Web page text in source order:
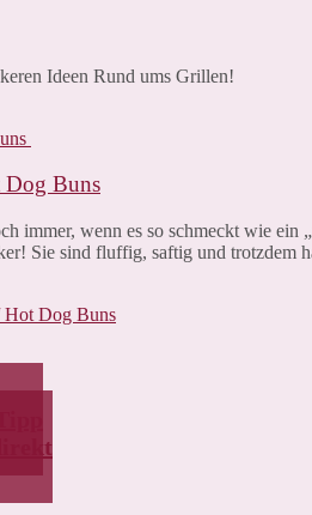
Ideen Rund ums Grillen!
Buns
immer, wenn es so schmeckt wie
Sie sind fluffig, saftig und trotzdem
Dog Buns